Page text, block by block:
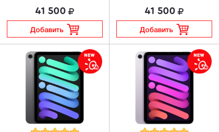
41 500
Добавить
41 500
Добавить